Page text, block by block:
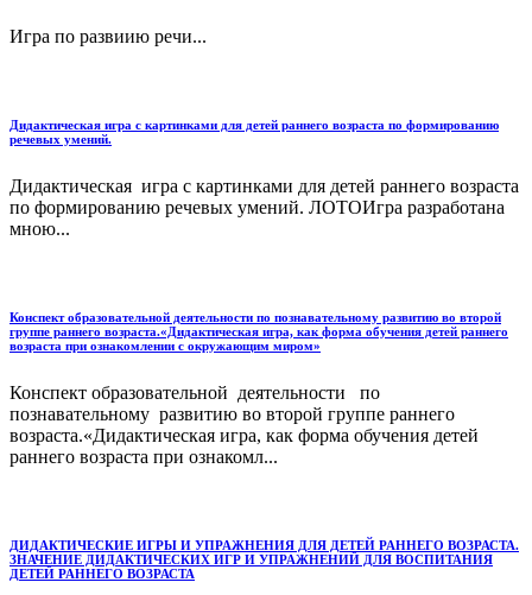
Игра по развиию речи...
Дидактическая игра с картинками для детей раннего возраста по формированию
речевых умений.
Дидактическая игра с картинками для детей раннего возраста
по формированию речевых умений. ЛОТОИгра разработана
мною...
Конспект образовательной деятельности по познавательному развитию во второй
группе раннего возраста.«Дидактическая игра, как форма обучения детей раннего
возраста при ознакомлении с окружающим миром»
Конспект образовательной деятельности по
познавательному развитию во второй группе раннего
возраста.«Дидактическая игра, как форма обучения детей
раннего возраста при ознакомл...
ДИДАКТИЧЕСКИЕ ИГРЫ И УПРАЖНЕНИЯ ДЛЯ ДЕТЕЙ РАННЕГО ВОЗРАСТА.
ЗНАЧЕНИЕ ДИДАКТИЧЕСКИХ ИГР И УПРАЖНЕНИЙ ДЛЯ ВОСПИТАНИЯ
ДЕТЕЙ РАННЕГО ВОЗРАСТА